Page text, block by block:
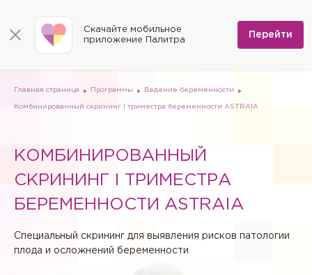
Вакансии
Документы
Сертификаты
Способы оплаты
Страховые организации
Заказать документы для налоговой
Мы на карте
Главная страница Программы Ведение беременности
Комбинированный скрининг I триместра беременности ASTRAIA
КОМБИНИРОВАННЫЙ
СКРИНИНГ I ТРИМЕСТРА
БЕРЕМЕННОСТИ ASTRAIA
Специальный скрининг для выявления рисков патологии
плода и осложнений беременности
Скачайте мобильное
приложение Палитра
Перейти